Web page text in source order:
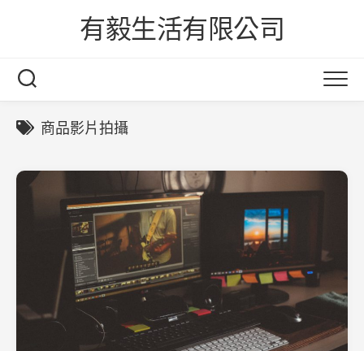
有毅生活有限公司
商品影片拍攝